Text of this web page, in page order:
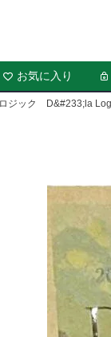
お気に入り
ジック D&#233;la